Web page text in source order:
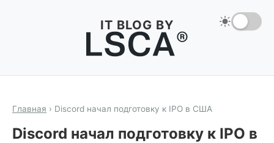
IT BLOG BY
Главная › Discord начал подготовку к IPO в США
Discord начал подготовку к IPO в